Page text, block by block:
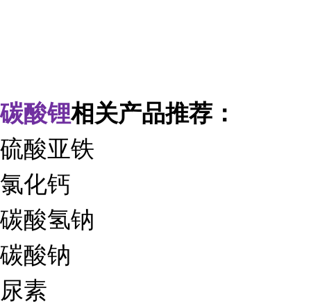
碳酸锂相关产品推荐：
硫酸亚铁
氯化钙
碳酸氢钠
碳酸钠
尿素